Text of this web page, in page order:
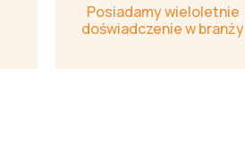
Posiadamy wieloletnie
doświadczenie w branży